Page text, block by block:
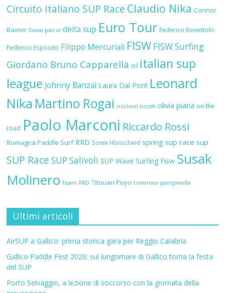
Circuito Italiano SUP Race Claudio Nika Connor
Baxter Dawn patrol delta sup Euro Tour Federico Benettolo
Federico Esposito Filippo Mercuriali FISW FISW Surfing
Giordano Bruno Capparella isl italian sup
league Johnny Banzai Laura Dal Pont Leonard
Nika Martino Rogai michael booth olivia piana on the
road Paolo Marconi Riccardo Rossi
Romagna Paddle Surf RRD Sonni Hönscheid spring sup race sup
SUP Race SUP Salivoli SUP Wave Surfing Fisw Susak
Molinero Team RRD Titouan Puyo tommaso pampinella
Ultimi articoli
AirSUP a Gallico: prima storica gara per Reggio Calabria
Gallico Paddle Fest 2026: sul lungomare di Gallico torna la festa
del SUP
Porto Selvaggio, a lezione di soccorso con la giornata della